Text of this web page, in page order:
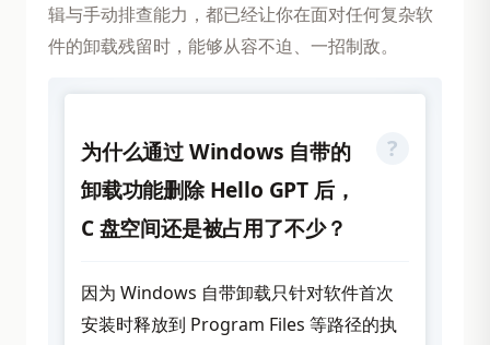
辑与手动排查能力，都已经让你在面对任何复杂软
件的卸载残留时，能够从容不迫、一招制敌。
为什么通过 Windows 自带的
卸载功能删除 Hello GPT 后，
C 盘空间还是被占用了不少？
因为 Windows 自带卸载只针对软件首次
安装时释放到 Program Files 等路径的执